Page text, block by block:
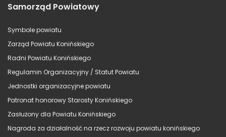
Samorząd Powiatowy
Symbole powiatu
Zarząd Powiatu Konińskiego
Radni Powiatu Konińskiego
Regulamin Organizacyjny / Statut Powiatu
Jednostki organizacyjne powiatu
Patronat honorowy Starosty Konińskiego
Zasłużony dla Powiatu Konińskiego
Nagroda za działalność na rzecz rozwoju powiatu konińskiego